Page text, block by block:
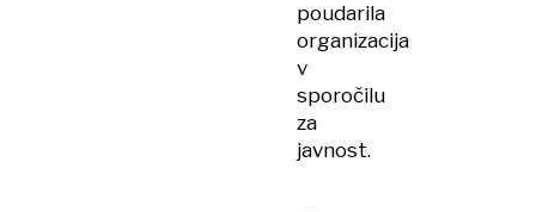
poudarila
organizacija
v
sporočilu
za
javnost.